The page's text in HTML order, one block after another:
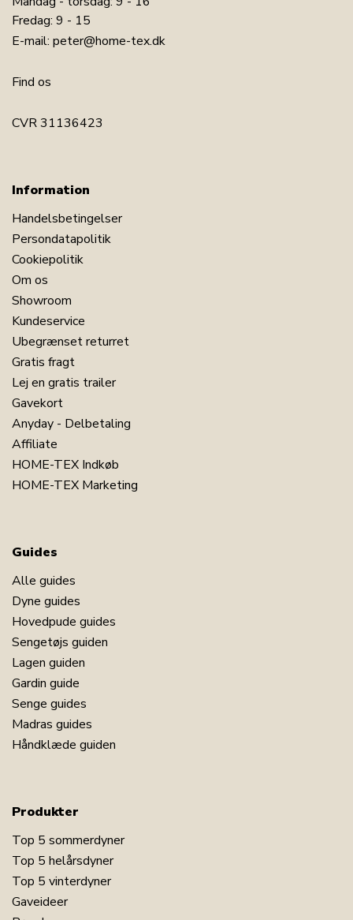
Fredag: 9 - 15
E-mail: peter@home-tex.dk
Find os
CVR 31136423
Information
Handelsbetingelser
Persondatapolitik
Cookiepolitik
Om os
Showroom
Kundeservice
Ubegrænset returret
Gratis fragt
Lej en gratis trailer
Gavekort
Anyday - Delbetaling
Affiliate
HOME-TEX Indkøb
HOME-TEX Marketing
Guides
Alle guides
Dyne guides
Hovedpude guides
Sengetøjs guiden
Lagen guiden
Gardin guide
Senge guides
Madras guides
Håndklæde guiden
Produkter
Top 5 sommerdyner
Top 5 helårsdyner
Top 5 vinterdyner
Gaveideer